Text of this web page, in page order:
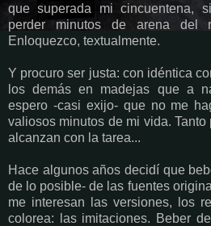
que superada mi cincuentena,
perder minutos de arena del
Enloquezco, textualmente.
Y procuro ser justa: con idéntica
los demás en madejas que a
espero -casi exijo- que no me
valiosos minutos de mi vida.
alcanzan con la tarea...
Hace algunos años decidí que
de lo posible- de las fuentes
me interesan las versiones, los
colorea: las imitaciones. Beber